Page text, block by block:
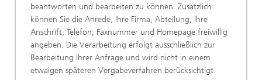
beantworten und bearbeiten zu können. Zusätzlich
können Sie die Anrede, Ihre Firma, Abteilung, Ihre
Anschrift, Telefon, Faxnummer und Homepage freiwillig
angeben. Die Verarbeitung erfolgt ausschließlich zur
Bearbeitung Ihrer Anfrage und wird nicht in einem
etwaigen späteren Vergabeverfahren berücksichtigt.